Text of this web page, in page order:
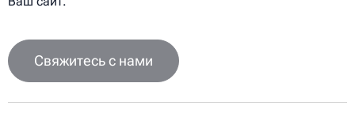
Свяжитесь с нами